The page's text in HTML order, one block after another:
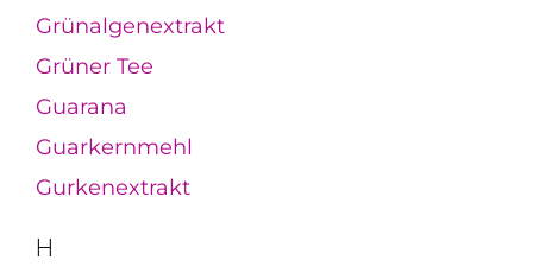
Grünalgenextrakt
Grüner Tee
Guarana
Guarkernmehl
Gurkenextrakt
H